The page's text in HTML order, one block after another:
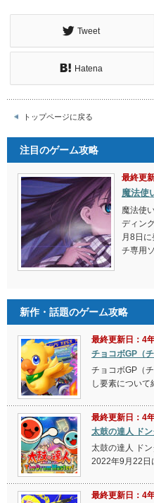
Tweet
Hatena
トップページに戻る
注目のゲーム攻略
最終更
魔法使
魔法使
ディン
月8日
チ専用
新作・話題のゲーム攻略
最終更新日：4
チョコボGP（
チョコボGP（
し要素につい
最終更新日：4
太鼓の達人 ド
太鼓の達人 ド
2022年9月22
最終更新日：4